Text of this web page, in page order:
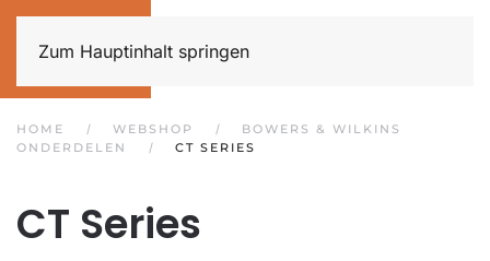
Zum Hauptinhalt springen
HOME WEBSHOP
BOWERS & WILKINS
ONDERDELEN
CT SERIES
CT Series